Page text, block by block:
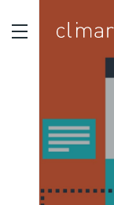
選ばれる理